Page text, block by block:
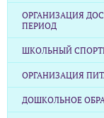
ОРГАНИЗАЦИЯ
ПЕРИОД
ШКОЛЬНЫЙ
ОРГАНИЗАЦИЯ
ДОШКОЛЬНОЕ